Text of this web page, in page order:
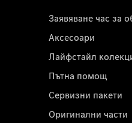
Заявяване час за
Аксесоари
Лайфстайл
Пътна помощ
Сервизни пакети
Оригинални части